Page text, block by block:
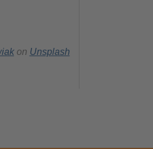
on Unsplash